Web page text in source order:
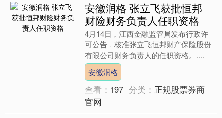
安徽润格 张立飞获批恒邦
财险财务负责人任职资格
4月14日，江西金融监管局发布行政许
可公告，核准张立飞恒邦财产保险股份
有限公司财务负责人的任职资格。....
安徽润格
查看： 197 分类： 正规股票券商
官网